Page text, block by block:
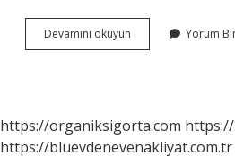
Devamını okuyun Mahkumiyet
Beraat
Yorum
https://organiksigorta.com
https://bluevdenevenakliyat.com.tr